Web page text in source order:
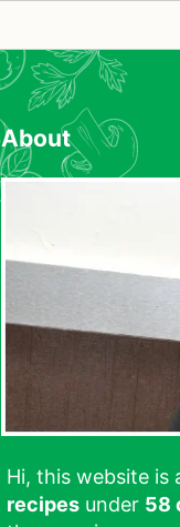
About
Hi, this website is
recipes under 58